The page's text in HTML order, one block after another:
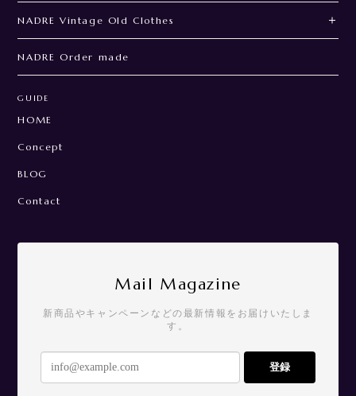
NADRE Vintage Old Clothes
NADRE Order made
GUIDE
HOME
Concept
BLOG
Contact
Mail Magazine
新商品やキャンペーンなどの最新情報をお届けいたしま
す。
登録